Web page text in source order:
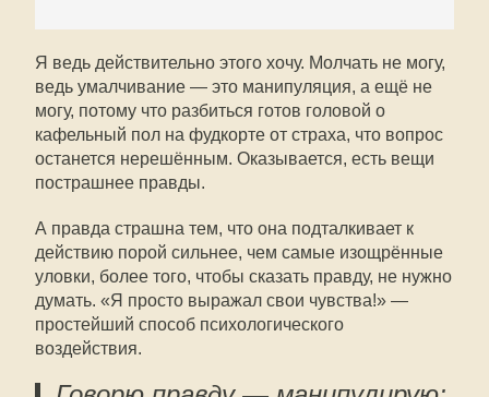
Я ведь действительно этого хочу. Молчать не могу,
ведь умалчивание — это манипуляция, а ещё не
могу, потому что разбиться готов головой о
кафельный пол на фудкорте от страха, что вопрос
останется нерешённым. Оказывается, есть вещи
пострашнее правды.
А правда страшна тем, что она подталкивает к
действию порой сильнее, чем самые изощрённые
уловки, более того, чтобы сказать правду, не нужно
думать. «Я просто выражал свои чувства!» —
простейший способ психологического
воздействия.